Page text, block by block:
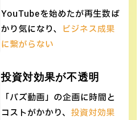
YouTubeを始めたが再生数ば
かり気になり、 ビジネス成果
に繋がらない
投資対効果が不透明
「バズ動画」の企画に時間と
コストがかかり、投資対効果